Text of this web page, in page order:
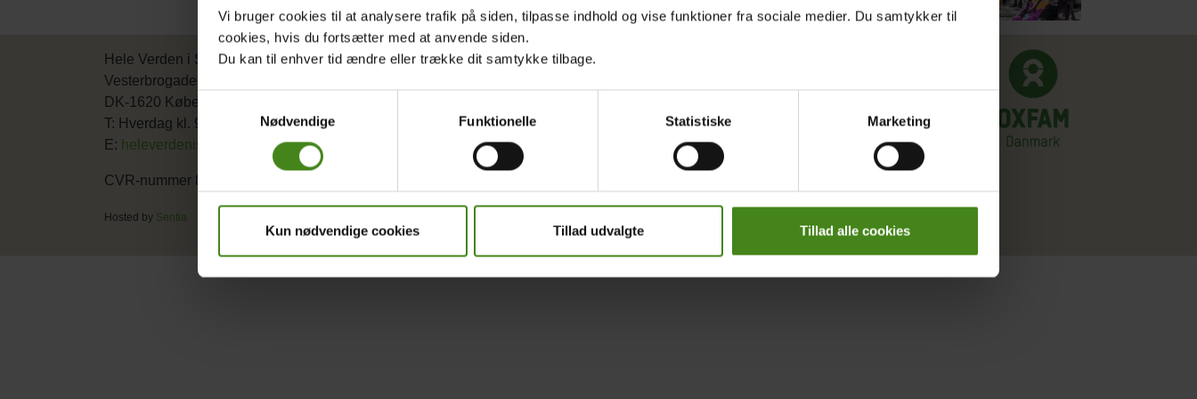
Vi bruger cookies til at analysere trafik på siden, tilpasse indhold og vise funktioner fra sociale medier. Du samtykker til
cookies, hvis du fortsætter med at anvende siden.
Du kan til enhver tid ændre eller trække dit samtykke tilbage.
Samtykkevalg
Nødvendige
Funktionelle Statistiske Marketing
Kun nødvendige cookies Tillad udvalgte Tillad alle cookies
Hele Verden i Skole, Oxfam Danmark
Vesterbrogade 2 b
DK-1620 København V
T: Hverdag kl. 9-15 (+45) 3043 5522
E: heleverdeniskole@oxfam.dk
CVR-nummer 88 13 64 11
Hosted by Sentia
Main
menu
Til eleven
Det kan du gøre
Bibliotek
Verdensmålene
Til læreren
Submenu
Kontakt
Gå til oxfam.dk
Om Hele verden i skole
Persondata-politik